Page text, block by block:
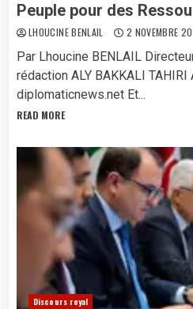
Peuple pour des
LHOUCINE BENLAIL 2 NOVEMBRE
Par Lhoucine BENLAIL
rédaction ALY BAKKALI TAHIRI
diplomaticnews.net Et...
READ MORE
Discours royal